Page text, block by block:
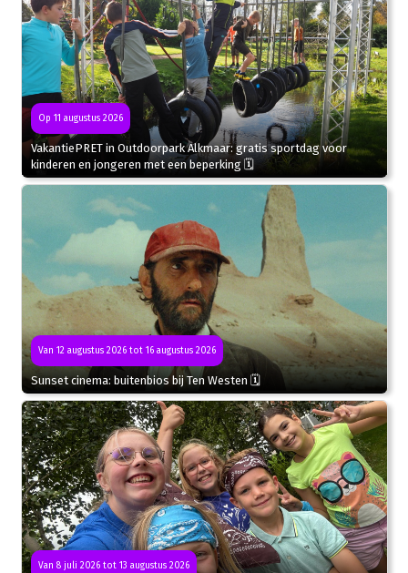
Op 11 augustus 2026
VakantiePRET in Outdoorpark Alkmaar: gratis sportdag voor
kinderen en jongeren met een beperking 🗓
Van 12 augustus 2026 tot 16 augustus 2026
Sunset cinema: buitenbios bij Ten Westen 🗓
Van 8 juli 2026 tot 13 augustus 2026